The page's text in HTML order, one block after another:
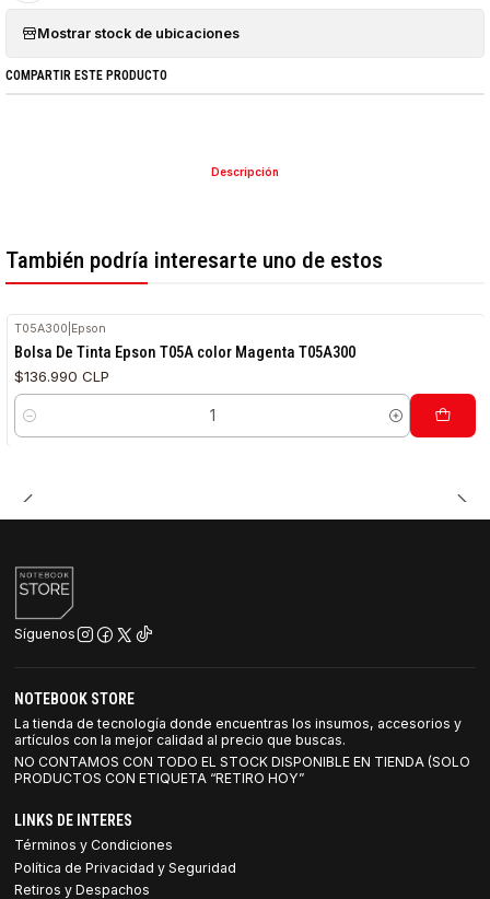
Mostrar stock de ubicaciones
COMPARTIR ESTE PRODUCTO
Descripción
También podría interesarte uno de estos
T05A300 Epson
Bolsa De Tinta Epson T05A color Magenta T05A300
$136.990 CLP
Cantidad
Síguenos
NOTEBOOK STORE
La tienda de tecnología donde encuentras los insumos, accesorios y
artículos con la mejor calidad al precio que buscas.
NO CONTAMOS CON TODO EL STOCK DISPONIBLE EN TIENDA (SOLO
PRODUCTOS CON ETIQUETA “RETIRO HOY”
LINKS DE INTERES
Términos y Condiciones
Política de Privacidad y Seguridad
Retiros y Despachos